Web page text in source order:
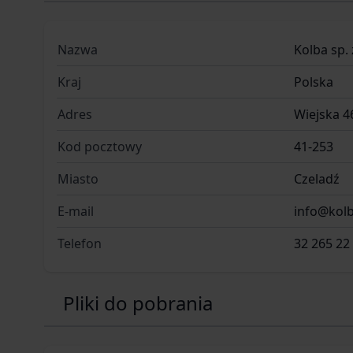
Typ otwierania: suwak
Materiał i wykończenie
Materiał rękojeści: tworzywo sztuczne / Grivory
Typ stali: CPM-CruWear
Rozwiązania konstrukcyjne
Wspomaganie otwarcia: tak, automatyczne OTF
Dane dodatkowe
Przeznaczenie: EDC, taktyczne
Nazwa
Kolba sp.
Kraj
Polska
Adres
Wiejska
Kod pocztowy
41-253
Miasto
Czeladź
E-mail
Telefon
32 265 22
Pliki do pobrania